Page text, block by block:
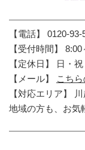
【電話】 0120-93-
【受付時間】
【定休日】 日・祝
【メール】
こち
【対応エリア】
地域の方も、お気